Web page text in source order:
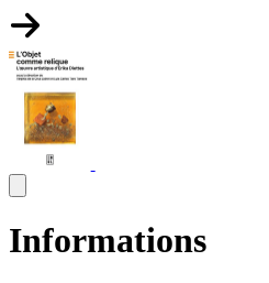
Informations